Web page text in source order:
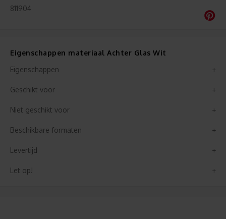
811904
Eigenschappen materiaal Achter Glas Wit
Eigenschappen
Geschikt voor
Niet geschikt voor
Beschikbare formaten
Levertijd
Let op!